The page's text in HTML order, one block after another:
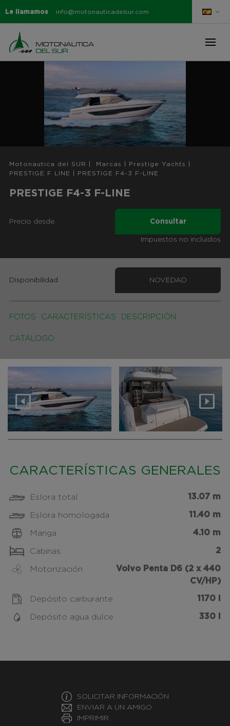
Le llamamos info@motonauticadelsur.com
Motonautica del SUR Marcas Prestige Yachts
PRESTIGE F LINE
PRESTIGE F4-3 F-LINE
PRESTIGE F4-3 F-LINE
Precio desde Consultar
Impuestos no incluidos
FOTOS CARACTERÍSTICAS DESCRIPCIÓN
CATÁLOGO
Disponibilidad NOVEDAD
CARACTERÍSTICAS GENERALES
Eslora total 13.07 m
Eslora homologada 11.40 m
Manga 4.10 m
Cabinas 2
Motorización
Volvo Penta D6 (2 x 440
CV/HP)
Depósito carburante 1170 l
Depósito agua dulce 330 l
SOLICITAR INFORMACIÓN
ENVIAR A UN AMIGO
IMPRIMIR